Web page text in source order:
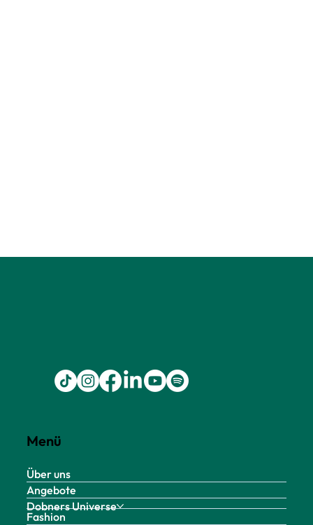
Menü
Über uns
Angebote
Dobners Universe
Fashion